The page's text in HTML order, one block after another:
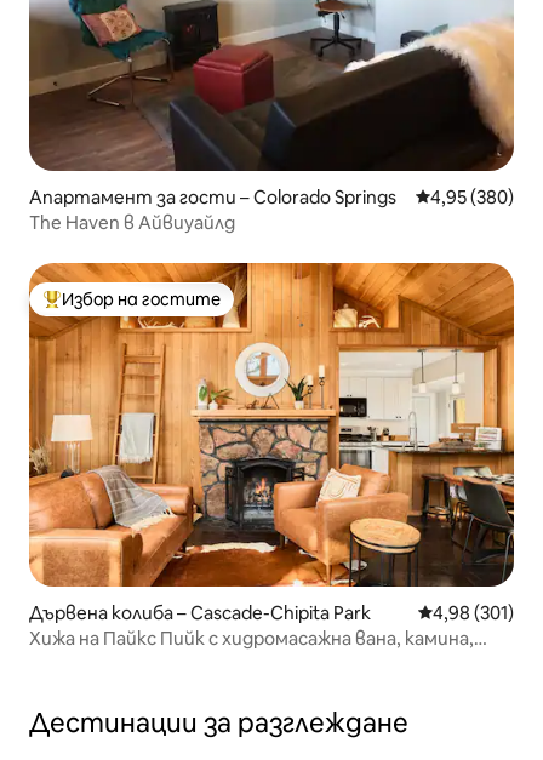
Апартамент за гости – Colorado Springs Средна
4,95 (380)
The Haven в Айвиуайлд
Най-популярен избор на гостите
Избор на гостите
Дървена колиба – Cascade-Chipita Park Средна
4,98 (301)
Хижа на Пайкс Пийк с хидромасажна вана, камина,
Дестинации за разглеждане